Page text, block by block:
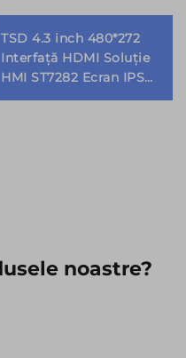
TSD 4.3 inch 480*272
Interfață HDMI Soluție
HMI ST7282 Ecran IPS
TFT LCD Module de
noastre?